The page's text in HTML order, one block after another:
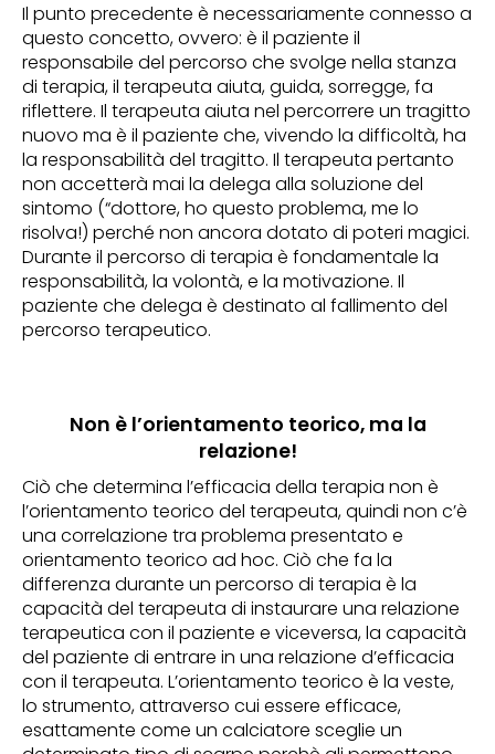
Il punto precedente è necessariamente connesso a
questo concetto, ovvero: è il paziente il
responsabile del percorso che svolge nella stanza
di terapia, il terapeuta aiuta, guida, sorregge, fa
riflettere. Il terapeuta aiuta nel percorrere un tragitto
nuovo ma è il paziente che, vivendo la difficoltà, ha
la responsabilità del tragitto. Il terapeuta pertanto
non accetterà mai la delega alla soluzione del
sintomo (“dottore, ho questo problema, me lo
risolva!) perché non ancora dotato di poteri magici.
Durante il percorso di terapia è fondamentale la
responsabilità, la volontà, e la motivazione. Il
paziente che delega è destinato al fallimento del
percorso terapeutico.
Non è l’orientamento teorico, ma la
relazione!
Ciò che determina l’efficacia della terapia non è
l’orientamento teorico del terapeuta, quindi non c’è
una correlazione tra problema presentato e
orientamento teorico ad hoc. Ciò che fa la
differenza durante un percorso di terapia è la
capacità del terapeuta di instaurare una relazione
terapeutica con il paziente e viceversa, la capacità
del paziente di entrare in una relazione d’efficacia
con il terapeuta. L’orientamento teorico è la veste,
lo strumento, attraverso cui essere efficace,
esattamente come un calciatore sceglie un